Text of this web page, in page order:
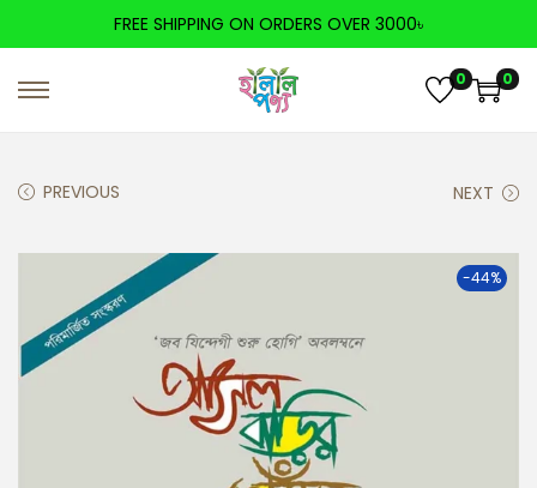
FREE SHIPPING ON ORDERS OVER 3000৳
0 0
PREVIOUS NEXT
-44%